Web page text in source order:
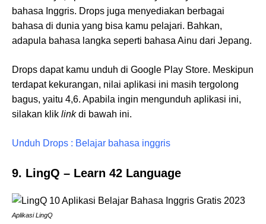
bahasa Inggris. Drops juga menyediakan berbagai
bahasa di dunia yang bisa kamu pelajari. Bahkan,
adapula bahasa langka seperti bahasa Ainu dari Jepang.
Drops dapat kamu unduh di Google Play Store. Meskipun
terdapat kekurangan, nilai aplikasi ini masih tergolong
bagus, yaitu 4,6. Apabila ingin mengunduh aplikasi ini,
silakan klik linkdi bawah ini.
Unduh Drops : Belajar bahasa inggris
9. LingQ – Learn 42 Language
Aplikasi LingQ